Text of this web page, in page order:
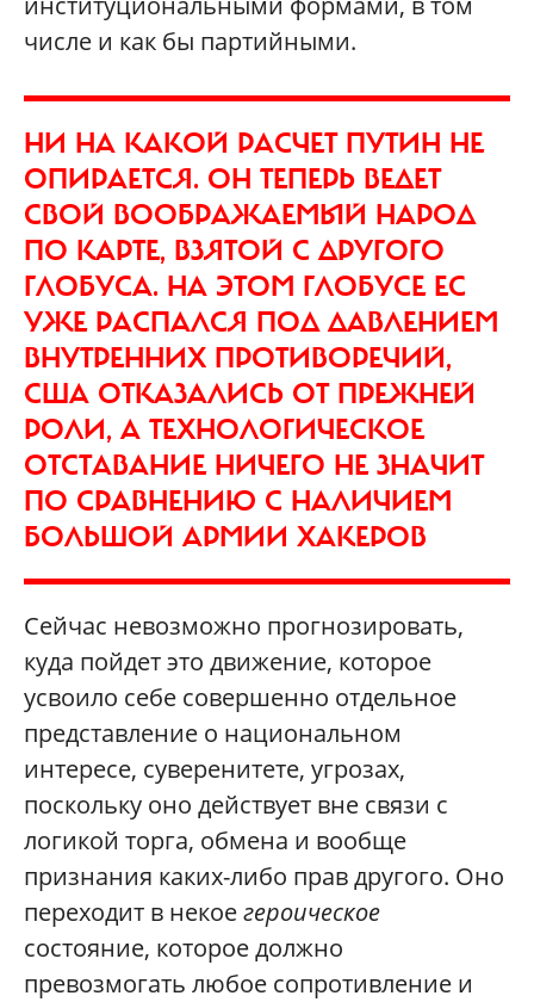
числе и как бы партийными.
НИ НА КАКОЙ РАСЧЕТ ПУТИН НЕ
ОПИРАЕТСЯ. ОН ТЕПЕРЬ ВЕДЕТ
СВОЙ ВООБРАЖАЕМЫЙ НАРОД
ПО КАРТЕ, ВЗЯТОЙ С ДРУГОГО
ГЛОБУСА. НА ЭТОМ ГЛОБУСЕ ЕС
УЖЕ РАСПАЛСЯ ПОД ДАВЛЕНИЕМ
ВНУТРЕННИХ ПРОТИВОРЕЧИЙ,
США ОТКАЗАЛИСЬ ОТ ПРЕЖНЕЙ
РОЛИ, А ТЕХНОЛОГИЧЕСКОЕ
ОТСТАВАНИЕ НИЧЕГО НЕ ЗНАЧИТ
ПО СРАВНЕНИЮ С НАЛИЧИЕМ
БОЛЬШОЙ АРМИИ ХАКЕРОВ
Сейчас невозможно прогнозировать,
куда пойдет это движение, которое
усвоило себе совершенно отдельное
представление о национальном
интересе, суверенитете, угрозах,
поскольку оно действует вне связи с
логикой торга, обмена и вообще
признания каких-либо прав другого. Оно
переходит в некоегероическое
состояние, которое должно
превозмогать любое сопротивление и